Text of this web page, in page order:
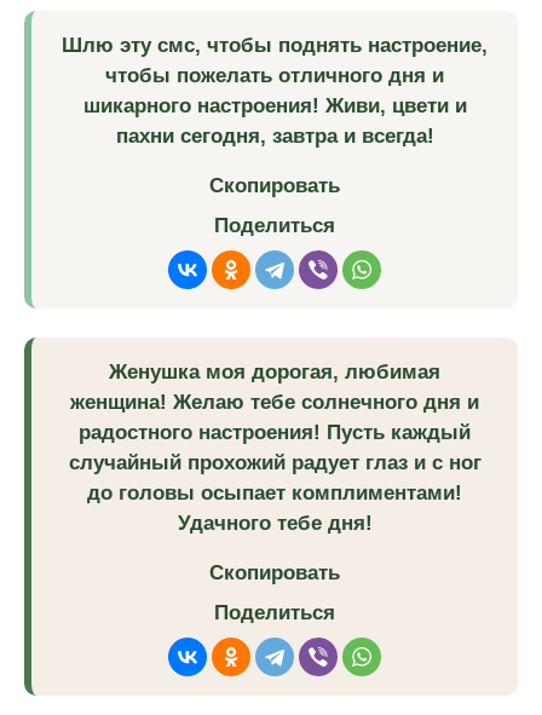
Шлю эту смс, чтобы поднять настроение,
чтобы пожелать отличного дня и
шикарного настроения! Живи, цвети и
пахни сегодня, завтра и всегда!
Скопировать
Поделиться
Женушка моя дорогая, любимая
женщина! Желаю тебе солнечного дня и
радостного настроения! Пусть каждый
случайный прохожий радует глаз и с ног
до головы осыпает комплиментами!
Удачного тебе дня!
Скопировать
Поделиться